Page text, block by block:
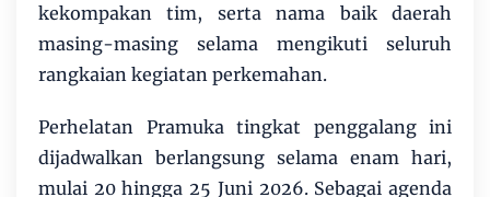
kekompakan tim, serta nama baik daerah
masing-masing selama mengikuti seluruh
rangkaian kegiatan perkemahan.
Perhelatan Pramuka tingkat penggalang ini
dijadwalkan berlangsung selama enam hari,
mulai 20 hingga 25 Juni 2026. Sebagai agenda